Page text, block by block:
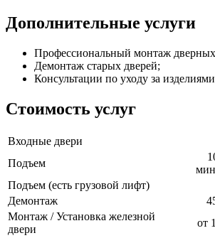
Дополнительные услуги
Профессиональный монтаж
Демонтаж старых дверей;
Консультации по уходу за
Стоимость услуг
Входные двери
Подъем
Подъем (есть грузовой лифт)
Демонтаж
Монтаж / Установка железной
двери
от